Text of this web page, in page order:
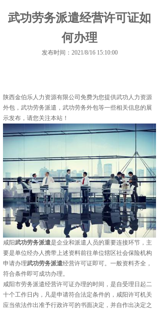
武功劳务派遣经营许可证如
何办理
发布时间：2021/8/16 15:10:00
陕西金伯乐人力资源有限公司免费为您提供武功人力资源
外包 ，武功劳务派遣，武功劳务外包等一些相关信息的展
示发布，请您关注本站！
咸阳武功劳务派遣是企业和派遣人员的重要连接环节，主
要是单位经办人携带上述资料前往单位辖区社会保险机构
申请办理武功劳务派遣经营许可证即可。一般资料齐全，
符合条件即可成功办理。
咸阳市劳务派遣经营许可证办理的时间，是自受理日起二
十个工作日内，凡是申请符合法定条件的，咸阳许可机关
应当依法作出准予行政许可的书面决定，并自作出决定之